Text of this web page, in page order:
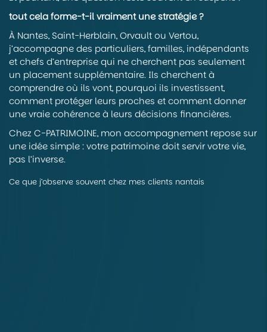
tout cela forme-t-il vraiment une stratégie ?
À Nantes, Saint-Herblain, Orvault ou Vertou,
j’accompagne des particuliers, familles, indépendants
et chefs d’entreprise qui ne cherchent pas seulement
un placement supplémentaire. Ils cherchent à
comprendre où ils vont, pourquoi ils investissent,
comment protéger leurs proches et comment donner
une vraie cohérence à leurs décisions financières.
Chez C-PATRIMOINE, mon accompagnement repose sur
une idée simple : votre patrimoine doit servir votre vie,
pas l’inverse.
Ce que j’observe souvent chez mes clients nantais